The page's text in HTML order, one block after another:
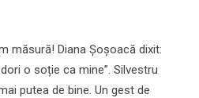
măsură! Diana Șoșoacă dixit:
o soție ca mine”. Silvestru
putea de bine. Un gest de